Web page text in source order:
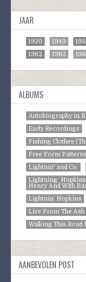
JAAR
1920 1949
1962
1963
ALBUMS
Autobiography in
Early Recordings
Fishing Clothes
Free Form Patterns
Lightnin' and Co.
Lightning
Henry And With
Lightnin’ Hopkins
Live From The Ash
Walking This Road
AANBEVOLEN POST